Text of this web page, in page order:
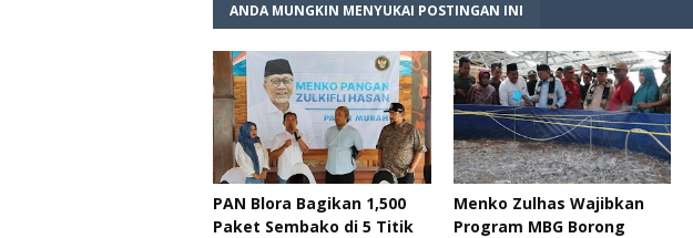
ANDA MUNGKIN MENYUKAI POSTINGAN INI
PAN Blora Bagikan 1,500
Paket Sembako di 5 Titik
Menko Zulhas Wajibkan
Program MBG Borong